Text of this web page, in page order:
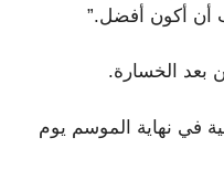
أن أكون أفضل.”
بعد الخسارة.
في نهاية الموسم يوم